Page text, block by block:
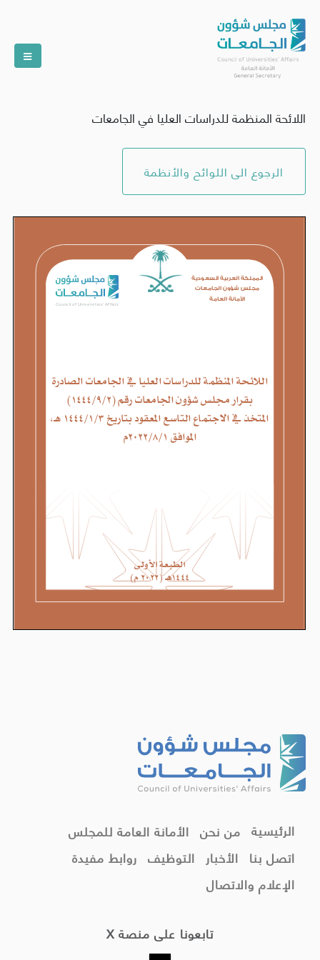
اللائحة المنظمة للدراسات العليا في الجامعات
الرجوع الى اللوائح والأنظمة
الرئيسية من نحن الأمانة العامة للمجلس
اتصل بنا الأخبار التوظيف روابط مفيدة
الإعلام والاتصال
تابعونا على منصة X